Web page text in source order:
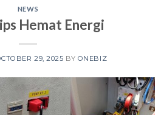
NEWS
Hemat Energi
29, 2025 BY ONEBIZ